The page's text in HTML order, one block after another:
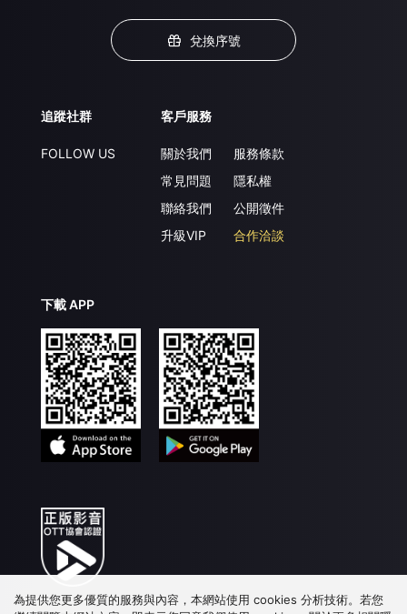
兌換序號
追蹤社群
FOLLOW US
客戶服務
關於我們
常見問題
聯絡我們
升級VIP
服務條款
隱私權
公開徵件
合作洽談
下載 APP
為提供您更多優質的服務與內容，本網站使用 cookies 分析技術。若您